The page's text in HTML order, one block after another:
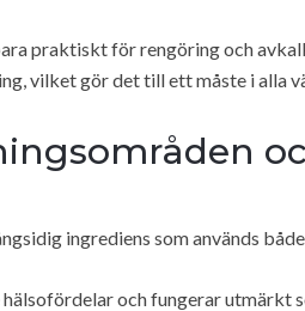
praktiskt för rengöring och
vilket gör det till ett måste i alla
ingrediens som används
och fungerar utmärkt